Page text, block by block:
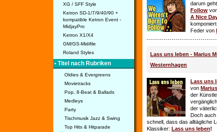
XG / SFF Style
Ketron SD-1/7/9/40/90 +
kompatible Ketron Event -
MidjayPro
Ketron X1/X4
GM/GS-Midifile
Roland Styles
• Titel nach Rubriken
Oldies & Evergreens
Movietracks
Pop, 8-Beat & Ballads
Medleys
Party
Tischmusik Jazz & Swing
Top Hits & Hitparade
darum
Follow
A Nice
Feder von
Lass uns leben - Marius
Westernhagen
Lass uns
von
der
der
Doch auch
schnell, dass das alltägliche
Klassiker: Lass uns leben!